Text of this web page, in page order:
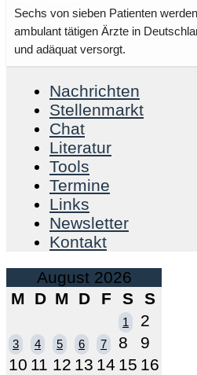
Sechs von sieben Patienten
ambulant tätigen Ärzte in
und adäquat versorgt.
Nachrichten
Stellenmarkt
Chat
Literatur
Tools
Termine
Links
Newsletter
Kontakt
August 2026
M
D M D F S S
1 2
3 4 5 6 7 8
9
10 11 12 13 14 15 16